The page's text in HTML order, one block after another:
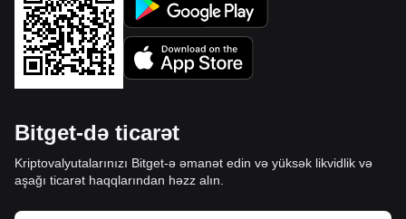
Bitget-də ticarət
Kriptovalyutalarınızı Bitget-ə əmanət edin və yüksək likvidlik və
aşağı ticarət haqqlarından həzz alın.